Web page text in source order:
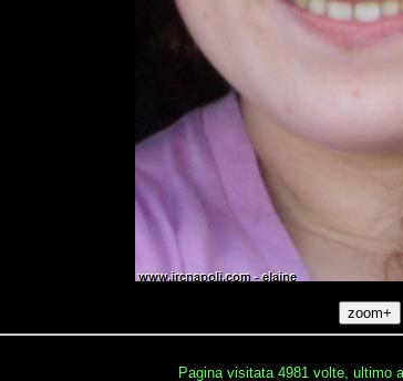
Pagina visitata 4981 volte, ultimo